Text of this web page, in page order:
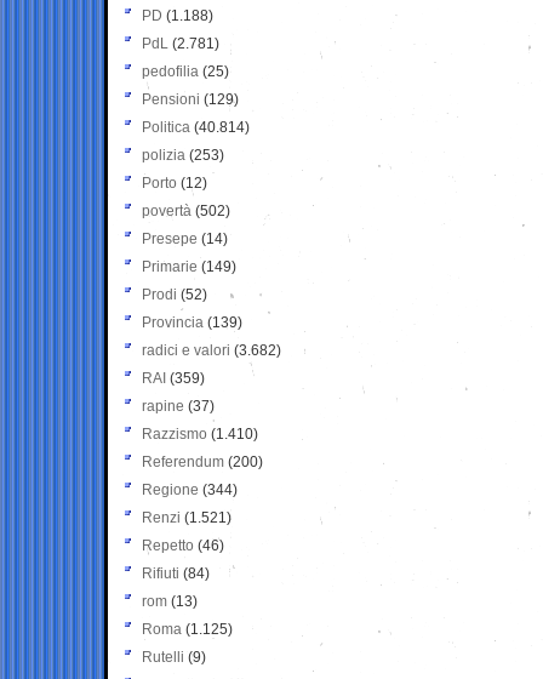
PD (1.188)
PdL (2.781)
pedofilia (25)
Pensioni (129)
Politica (40.814)
polizia (253)
Porto (12)
povertà (502)
Presepe (14)
Primarie (149)
Prodi (52)
Provincia (139)
radici e valori (3.682)
RAI (359)
rapine (37)
Razzismo (1.410)
Referendum (200)
Regione (344)
Renzi (1.521)
Repetto (46)
Rifiuti (84)
rom (13)
Roma (1.125)
Rutelli (9)